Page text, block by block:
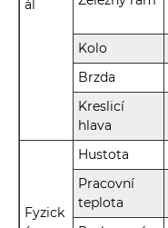
ál
Kolo
Brzda
Kreslicí
hlava
Fyzick
Hustota
Pracovní
teplota